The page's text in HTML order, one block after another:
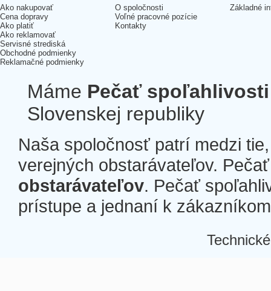
Ako nakupovať
Cena dopravy
Ako platiť
Ako reklamovať
Servisné strediská
Obchodné podmienky
Reklamačné podmienky
O spoločnosti
Voľné pracovné pozície
Kontakty
Základné
Máme Pečať spoľahlivosti
Slovenskej republiky
Naša spoločnosť patrí medzi
verejných obstarávateľov.
obstarávateľov. Pečať
prístupe a jednaní k